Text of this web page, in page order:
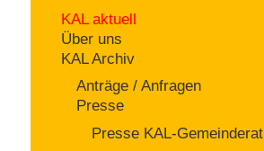
KAL aktuell
Über uns
KAL Archiv
Anträge / Anfragen
Presse
Presse KAL-Gemeinderat